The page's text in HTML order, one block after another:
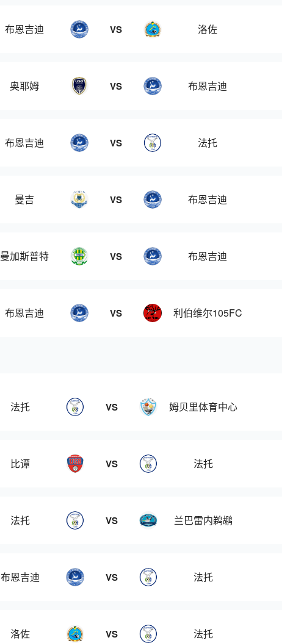
布恩吉迪 VS 洛佐
奥耶姆 VS 布恩吉迪
布恩吉迪 VS 法托
曼吉 VS 布恩吉迪
曼加斯普特 VS 布恩吉迪
布恩吉迪 VS 利伯维尔105FC
法托 VS 姆贝里体育中心
比谭 VS 法托
法托 VS 兰巴雷内鹈鹕
布恩吉迪 VS 法托
洛佐 VS 法托